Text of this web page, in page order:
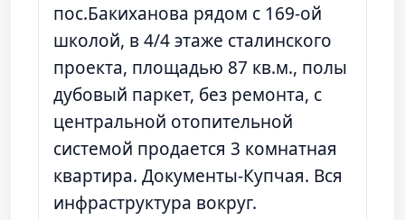
пос.Бакиханова рядом с 169-ой
школой, в 4/4 этаже сталинского
проекта, площадью 87 кв.м., полы
дубовый паркет, без ремонта, с
центральной отопительной
системой продается 3 комнатная
квартира. Документы-Купчая. Вся
инфраструктура вокруг.